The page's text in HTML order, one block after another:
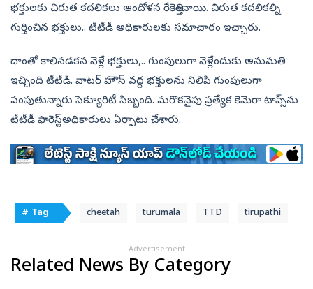
భక్తులకు చిరుత కదలికలు ఆందోళన రేకెత్తించాయి. చిరుత కదలికల్ని
గుర్తించిన భక్తులు.. టీటీడీ అధికారులకు సమాచారం ఇచ్చారు.
దాంతో కాలినడకన వెళ్లే భక్తులు,.. గుంపులుగా వెళ్లేందుకు అనుమతి
ఇచ్చింది టీటీడీ. వాటర్‌ హౌస్‌ వద్ద భక్తులను నిలిపి గుంపులుగా
పంపుతున్నారు సెక్యూరిటీ సిబ్బంది. మరొకవైపు ప్రత్యేక కెమెరా టాప్స్‌ను
టీటీడీ ఫారెస్ట్‌అధికారులు ఏర్పాటు చేశారు.
# Tag cheetah turumala TTD tirupathi
Advertisement
Related News By Category